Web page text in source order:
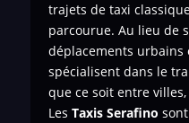
trajets de taxi
parcourue. Au lieu de
déplacements urbains
spécialisent dans le
que ce soit entre
Les Taxis Serafino